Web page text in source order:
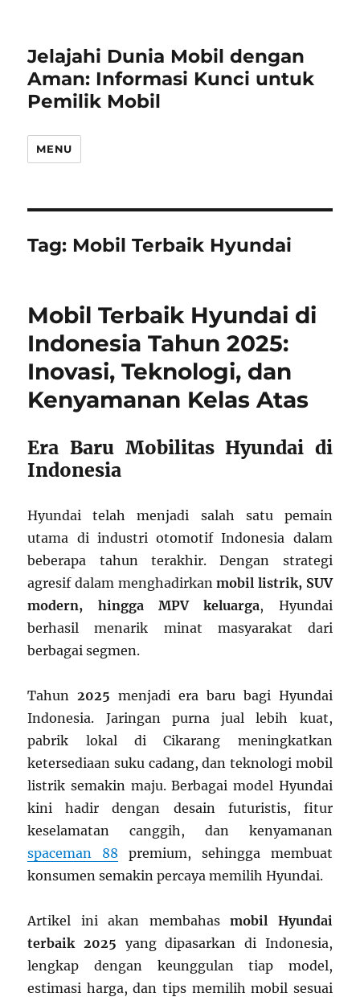
Jelajahi Dunia Mobil dengan
Aman: Informasi Kunci untuk
Pemilik Mobil
MENU
Tag: Mobil Terbaik Hyundai
Mobil Terbaik Hyundai di
Indonesia Tahun 2025:
Inovasi, Teknologi, dan
Kenyamanan Kelas Atas
Era Baru Mobilitas Hyundai di
Indonesia
Hyundai telah menjadi salah satu pemain
utama di industri otomotif Indonesia dalam
beberapa tahun terakhir. Dengan strategi
agresif dalam menghadirkanmobil listrik, SUV
modern, hingga MPV keluarga, Hyundai
berhasil menarik minat masyarakat dari
berbagai segmen.
Tahun2025 menjadi era baru bagi Hyundai
Indonesia. Jaringan purna jual lebih kuat,
pabrik lokal di Cikarang meningkatkan
ketersediaan suku cadang, dan teknologi mobil
listrik semakin maju. Berbagai model Hyundai
kini hadir dengan desain futuristis, fitur
keselamatan canggih, dan kenyamanan
spaceman 88 premium, sehingga membuat
konsumen semakin percaya memilih Hyundai.
Artikel ini akan membahasmobil Hyundai
terbaik 2025 yang dipasarkan di Indonesia,
lengkap dengan keunggulan tiap model,
estimasi harga, dan tips memilih mobil sesuai